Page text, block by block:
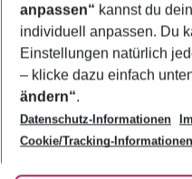
Footer
Footer navigation
Über uns
AGB
Bestpreisgarantie
Cookie-Einstellungen
Cookie-Richtlinie
Agenturbetreuung
Barrierefreies Reisen
Folge uns
anpassen“ kannst du
individuell anpassen. Du
Einstellungen natürlich
– klicke dazu einfach
ändern“.
Datenschutz-Informationen
Cookie/Tracking-Informationen